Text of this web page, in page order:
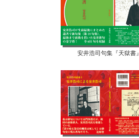
安井浩司句集『天獄書』